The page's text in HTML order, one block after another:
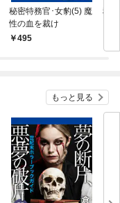
秘密特務官･女豹(5) 魔
性の血を裁け
495
秘
もっと見る